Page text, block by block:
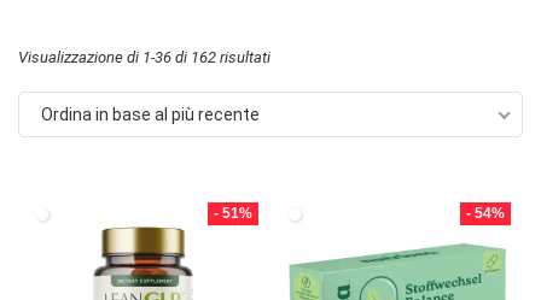
Visualizzazione di 1-36 di 162 risultatiOrdina
in
recente
Ordina in base al più recente
- 51% - 54%